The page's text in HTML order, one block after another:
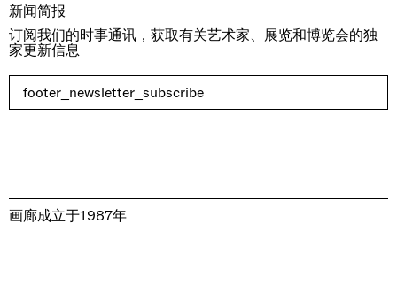
新闻简报
订阅我们的时事通讯，获取有关艺术家、展览和博览会的独
家更新信息
footer_newsletter_subscribe
画廊成立于1987年